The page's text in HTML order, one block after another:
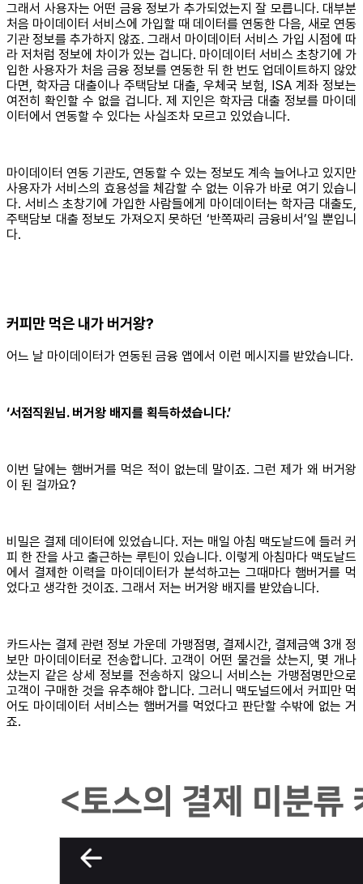
그래서 사용자는 어떤 금융 정보가 추가되었는지 잘 모릅니다. 대부분
처음 마이데이터 서비스에 가입할 때 데이터를 연동한 다음, 새로 연동
기관 정보를 추가하지 않죠. 그래서 마이데이터 서비스 가입 시점에 따
라 저처럼 정보에 차이가 있는 겁니다. 마이데이터 서비스 초창기에 가
입한 사용자가 처음 금융 정보를 연동한 뒤 한 번도 업데이트하지 않았
다면, 학자금 대출이나 주택담보 대출, 우체국 보험, ISA 계좌 정보는
여전히 확인할 수 없을 겁니다. 제 지인은 학자금 대출 정보를 마이데
이터에서 연동할 수 있다는 사실조차 모르고 있었습니다.
마이데이터 연동 기관도, 연동할 수 있는 정보도 계속 늘어나고 있지만
사용자가 서비스의 효용성을 체감할 수 없는 이유가 바로 여기 있습니
다. 서비스 초창기에 가입한 사람들에게 마이데이터는 학자금 대출도,
주택담보 대출 정보도 가져오지 못하던 ‘반쪽짜리 금융비서’일 뿐입니
다.
커피만 먹은 내가 버거왕?
어느 날 마이데이터가 연동된 금융 앱에서 이런 메시지를 받았습니다.
‘서점직원님. 버거왕 배지를 획득하셨습니다.’
이번 달에는 햄버거를 먹은 적이 없는데 말이죠. 그런 제가 왜 버거왕
이 된 걸까요?
비밀은 결제 데이터에 있었습니다. 저는 매일 아침 맥도날드에 들러 커
피 한 잔을 사고 출근하는 루틴이 있습니다. 이렇게 아침마다 맥도날드
에서 결제한 이력을 마이데이터가 분석하고는 그때마다 햄버거를 먹
었다고 생각한 것이죠. 그래서 저는 버거왕 배지를 받았습니다.
카드사는 결제 관련 정보 가운데 가맹점명, 결제시간, 결제금액 3개 정
보만 마이데이터로 전송합니다. 고객이 어떤 물건을 샀는지, 몇 개나
샀는지 같은 상세 정보를 전송하지 않으니 서비스는 가맹점명만으로
고객이 구매한 것을 유추해야 합니다. 그러니 맥도널드에서 커피만 먹
어도 마이데이터 서비스는 햄버거를 먹었다고 판단할 수밖에 없는 거
죠.